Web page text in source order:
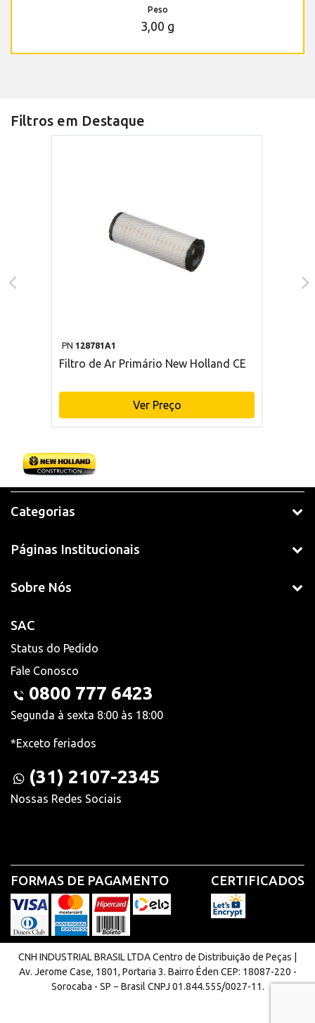
Peso
3,00 g
Filtros em Destaque
PN 128781A1
Filtro de Ar Primário New Holland CE
Ver Preço
Categorias
Páginas Institucionais
Sobre Nós
SAC
Status do Pedido
Fale Conosco
0800 777 6423
Segunda à sexta 8:00 às 18:00
*Exceto feriados
(31) 2107-2345
Nossas Redes Sociais
FORMAS DE PAGAMENTO CERTIFICADOS
CNH INDUSTRIAL BRASIL LTDA Centro de Distribuição de Peças |
Av. Jerome Case, 1801, Portaria 3. Bairro Éden CEP: 18087-220 -
Sorocaba - SP − Brasil CNPJ 01.844.555/0027-11.